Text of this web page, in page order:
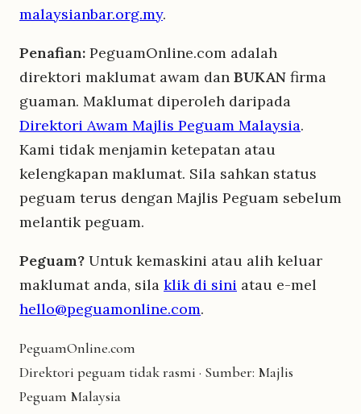
malaysianbar.org.my.
Penafian: PeguamOnline.com adalah
direktori maklumat awam dan BUKAN firma
guaman. Maklumat diperoleh daripada
Direktori Awam Majlis Peguam Malaysia.
Kami tidak menjamin ketepatan atau
kelengkapan maklumat. Sila sahkan status
peguam terus dengan Majlis Peguam sebelum
melantik peguam.
Peguam? Untuk kemaskini atau alih keluar
maklumat anda, sila klik di sini atau e-mel
hello@peguamonline.com.
PeguamOnline.com
Direktori peguam tidak rasmi · Sumber: Majlis
Peguam Malaysia